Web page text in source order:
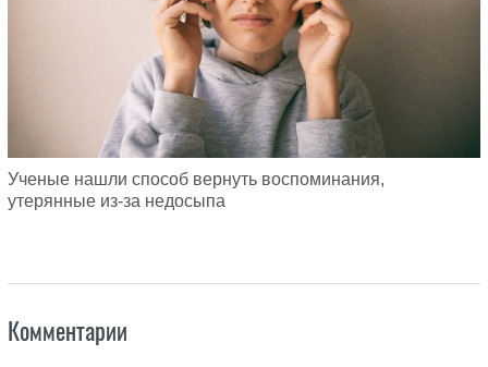
Ученые нашли способ вернуть воспоминания,
утерянные из-за недосыпа
Комментарии